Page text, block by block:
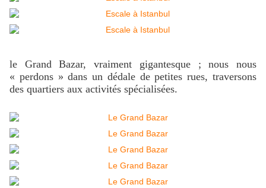
le Grand Bazar, vraiment gigantesque ; nous nous
« perdons » dans un dédale de petites rues, traversons
des quartiers aux activités spécialisées.